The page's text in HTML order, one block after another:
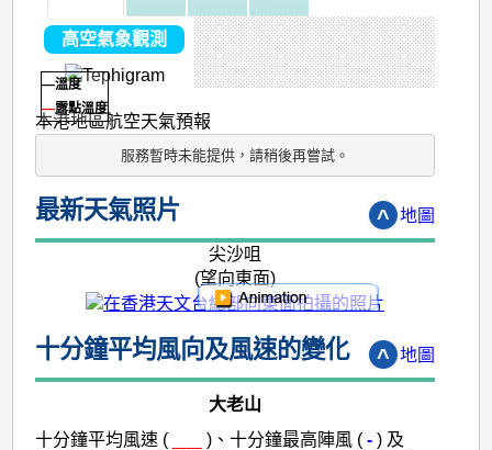
高空氣象觀測
—溫度
—露點溫度
本港地區航空天氣預報
服務暫時未能提供，請稍後再嘗試。
最新天氣照片 地圖
^
尖沙咀
(望向東面)
十分鐘平均風向及風速的變化 地圖
^
大老山
十分鐘平均風速 (
)、十分鐘最高陣風 ( - ) 及